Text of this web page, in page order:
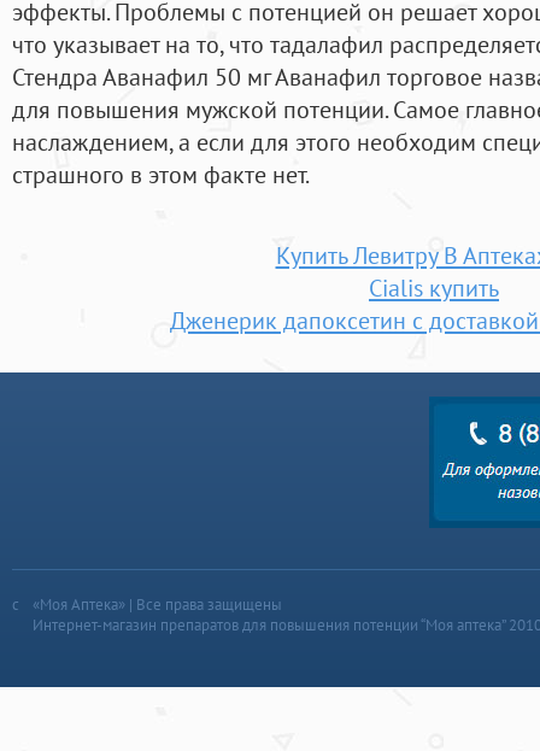
эффекты. Проблемы с потенцией он решает
что указывает на то, что тадалафил
Стендра Аванафил 50 мг Аванафил торговое
для повышения мужской потенции. Самое
наслаждением, а если для этого необходим
страшного в этом факте нет.
Купить Левитру В
Cialis купить
Дженерик дапоксетин с
«Моя Аптека» | Все права защищены
Интернет-магазин препаратов для повышения потенции “Моя аптека”